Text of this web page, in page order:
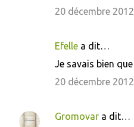
20 décembre
Efelle a dit…
Je savais bien
20 décembre
Gromovar a dit…